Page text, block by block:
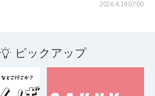
2026.4.14 07:00
ピックアップ